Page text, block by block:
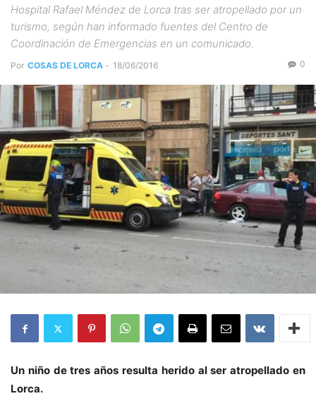
Hospital Rafael Méndez de Lorca tras ser atropellado por un
turismo, según han informado fuentes del Centro de
Coordinación de Emergencias en un comunicado.
Por COSAS DE LORCA - 18/06/2016 0
Un niño de tres años resulta herido al ser atropellado en
Lorca.